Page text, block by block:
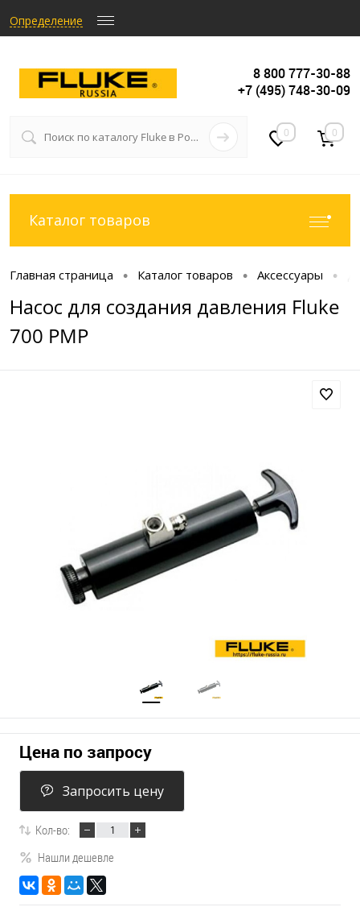
Определение
8 800 777-30-88
+7 (495) 748-30-09
0 0
Каталог товаров
Главная страница • Каталог товаров • Аксессуары •
Насос для создания давления Fluke
700 PMP
Цена по запросу
Запросить цену
Кол-во:
Нашли дешевле